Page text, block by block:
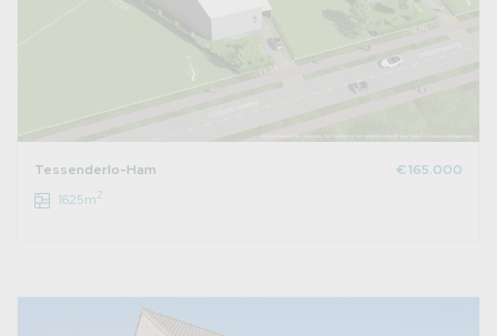
Tessenderlo-Ham
€ 165.000
1625m2